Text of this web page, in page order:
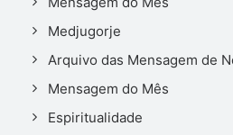
Medjugorje
Arquivo das Mensagem de
Mensagem do Mês
Espiritualidade